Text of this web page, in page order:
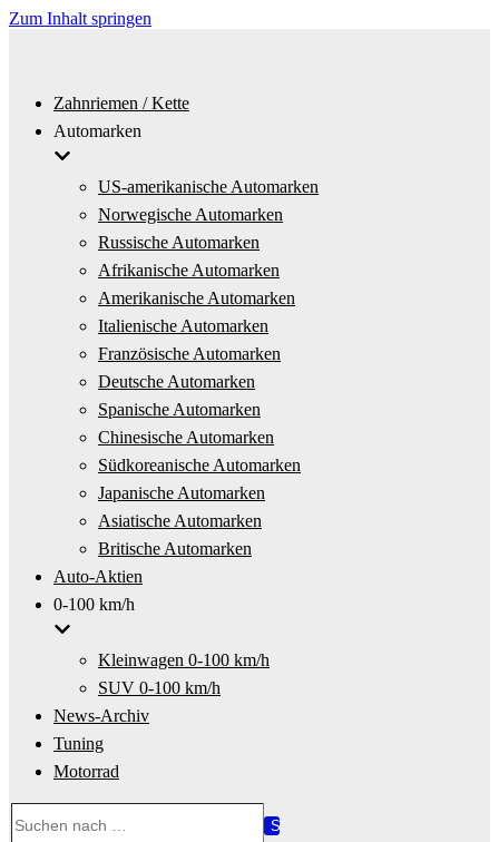
Zum Inhalt springen
Zahnriemen / Kette
Automarken
US-amerikanische Automarken
Norwegische Automarken
Russische Automarken
Afrikanische Automarken
Amerikanische Automarken
Italienische Automarken
Französische Automarken
Deutsche Automarken
Spanische Automarken
Chinesische Automarken
Südkoreanische Automarken
Japanische Automarken
Asiatische Automarken
Britische Automarken
Auto-Aktien
0-100 km/h
Kleinwagen 0-100 km/h
SUV 0-100 km/h
News-Archiv
Tuning
Motorrad
nach …